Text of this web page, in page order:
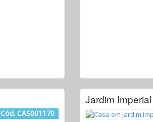
Cód. CAS001170
Jardim Imperial